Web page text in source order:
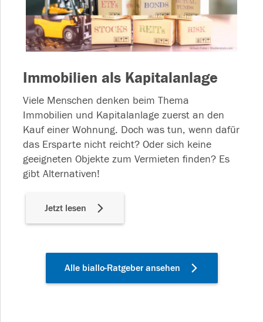
Immobilien als Kapitalanlage
Viele Menschen denken beim Thema
Immobilien und Kapitalanlage zuerst an den
Kauf einer Wohnung. Doch was tun, wenn dafür
das Ersparte nicht reicht? Oder sich keine
geeigneten Objekte zum Vermieten finden? Es
gibt Alternativen!
Jetzt lesen
Alle biallo-Ratgeber ansehen